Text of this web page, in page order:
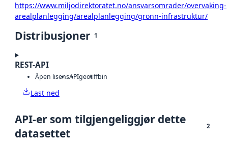
https://www.miljodirektoratet.no/ansvarsomrader/overvaking-
arealplanlegging/arealplanlegging/gronn-infrastruktur/
Distribusjoner 1
REST-API
Åpen lisensAPIgeotiffbin
Last ned
API-er som tilgjengeliggjør dette
datasettet
2